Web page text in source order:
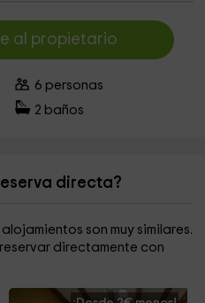
al propietario
6 personas
2 baños
directa?
son muy similares.
directamente con